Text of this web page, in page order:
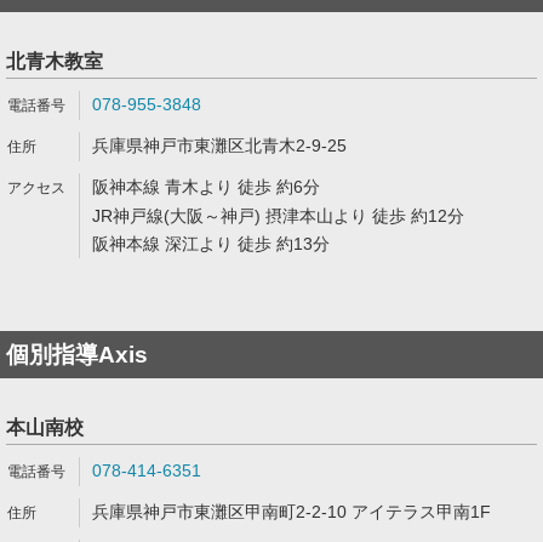
北青木教室
078-955-3848
兵庫県神戸市東灘区北青木2-9-25
阪神本線 青木より 徒歩 約6分
JR神戸線(大阪～神戸) 摂津本山より 徒歩 約12分
阪神本線 深江より 徒歩 約13分
個別指導Axis
本山南校
078-414-6351
兵庫県神戸市東灘区甲南町2-2-10 アイテラス甲南1F